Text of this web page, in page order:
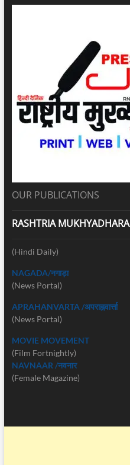
OUR PUBLICATIONS
RASHTRIA MUKHYADHARA
(Hindi Daily)
NAGADA/नगाड़ा
(News Portal)
APRAHANVARTA /अपराह्नवार्त्ता
(News Portal)
MOVIE MOVEMENT
(Film Fortnightly)
NAVNAAR /नवनार
(Female Magazine)